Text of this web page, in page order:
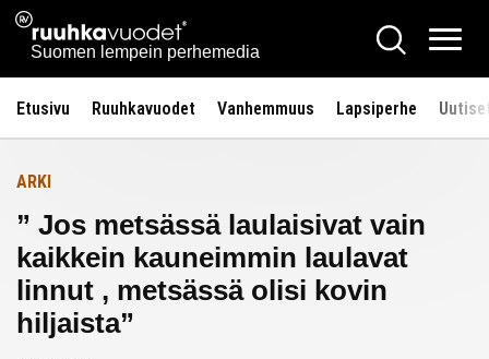
Siirry
sisältöön
Ruuhkavuodet.fi
Suomen lempein perhemedia
Hae
Etusivu Ruuhkavuodet Vanhemmuus Lapsiperhe
Etusivulle
ARKI
” Jos metsässä laulaisivat vain
kaikkein kauneimmin laulavat
linnut , metsässä olisi kovin
hiljaista”